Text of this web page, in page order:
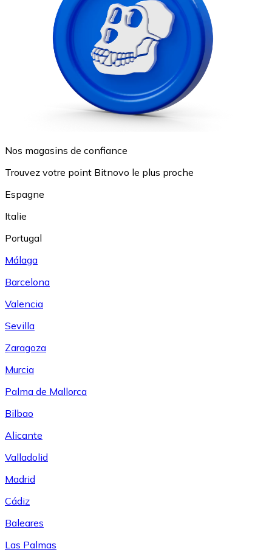
Nos magasins de confiance
Trouvez votre point Bitnovo le plus proche
Espagne
Italie
Portugal
Málaga
Barcelona
Valencia
Sevilla
Zaragoza
Murcia
Palma de Mallorca
Bilbao
Alicante
Valladolid
Madrid
Cádiz
Baleares
Las Palmas